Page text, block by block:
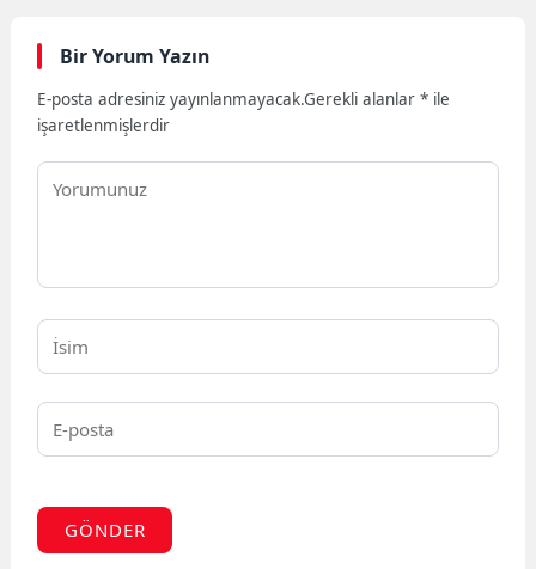
Bir Yorum Yazın
E-posta adresiniz yayınlanmayacak.Gerekli alanlar* ile
işaretlenmişlerdir
GÖNDER